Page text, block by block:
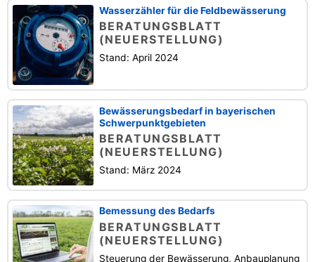
Wasserzähler für die Feldbewässerung
BERATUNGSBLATT
(NEUERSTELLUNG)
Stand: April 2024
Bewässerungsbedarf in bayerischen
Schwerpunktgebieten
BERATUNGSBLATT
(NEUERSTELLUNG)
Stand: März 2024
Bemessung des Bedarfs
BERATUNGSBLATT
(NEUERSTELLUNG)
Steuerung der Bewässerung, Anbauplanung